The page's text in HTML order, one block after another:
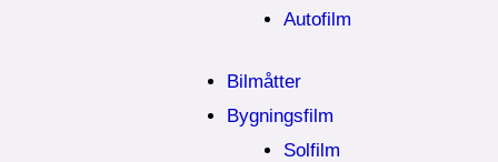
Autofilm
Bilmåtter
Bygningsfilm
Solfilm